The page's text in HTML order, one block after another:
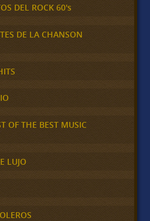
DEL ROCK 60's
DE LA CHANSON
OF THE BEST MUSIC
LUJO